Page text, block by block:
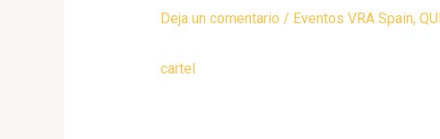
Deja un comentario / Eventos VRA Spain,
cartel